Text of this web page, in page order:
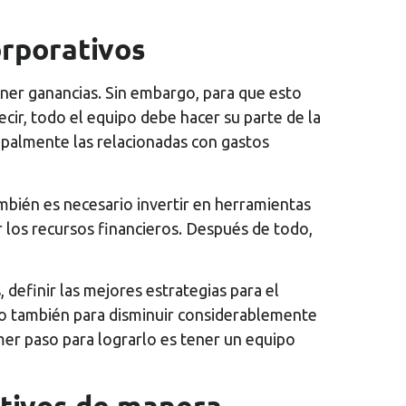
ganancias. Sin embargo, para que esto
todo el equipo debe hacer su parte de la
las relacionadas con gastos
es necesario invertir en herramientas
recursos financieros. Después de todo,
las mejores estrategias para el
también para disminuir considerablemente
paso para lograrlo es tener un equipo